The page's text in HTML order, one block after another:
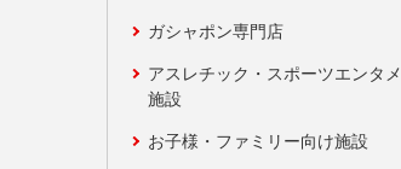
ガシャポン専門店
アスレチック・スポーツエンタメ
施設
お子様・ファミリー向け施設